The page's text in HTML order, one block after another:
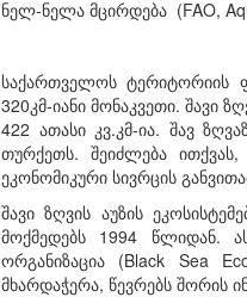
ნელ-ნელა მცირდება (FAO,
საქართველოს ტერიტორიის
320კმ-იანი მონაკვეთი.
422 ათასი კვ.კმ-ია. შავ
თურქეთს. შეიძლება
ეკონომიკური სივრცის
შავი ზღვის აუზის
მოქმედებს 1994 წლიდან.
ორგანიზაცია (Black Sea
მხარდაჭერა, წევრებს შორის